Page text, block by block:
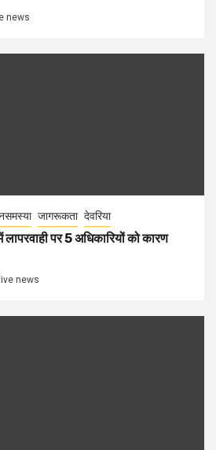
news
जागरूकता देवरिया
पर 5 अधिकारियों को कारण
news